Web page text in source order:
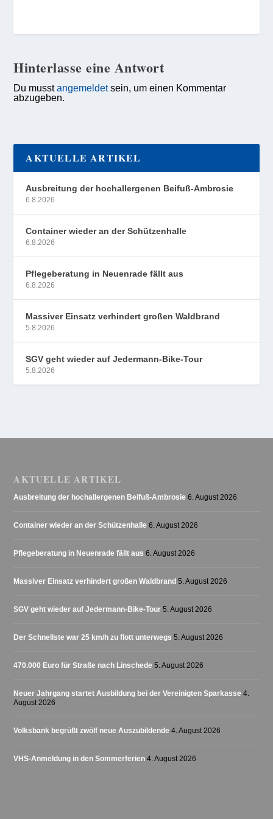
Hinterlasse eine Antwort
Du musstangemeldetsein, um einen Kommentar
abzugeben.
AKTUELLE ARTIKEL
Ausbreitung der hochallergenen Beifuß-Ambrosie
6.8.2026
Container wieder an der Schützenhalle
6.8.2026
Pflegeberatung in Neuenrade fällt aus
6.8.2026
Massiver Einsatz verhindert großen Waldbrand
5.8.2026
SGV geht wieder auf Jedermann-Bike-Tour
5.8.2026
AKTUELLE ARTIKEL
Ausbreitung der hochallergenen Beifuß-Ambrosie 6. August 2026
Container wieder an der Schützenhalle 6. August 2026
Pflegeberatung in Neuenrade fällt aus 6. August 2026
Massiver Einsatz verhindert großen Waldbrand 5. August 2026
SGV geht wieder auf Jedermann-Bike-Tour 5. August 2026
Der Schnellste war 25 km/h zu flott unterwegs 5. August 2026
470.000 Euro für Straße nach Linschede 5. August 2026
Neuer Jahrgang startet Ausbildung bei der Vereinigten Sparkasse 4.
August 2026
Volksbank begrüßt zwölf neue Auszubildende 4. August 2026
VHS-Anmeldung in den Sommerferien 4. August 2026